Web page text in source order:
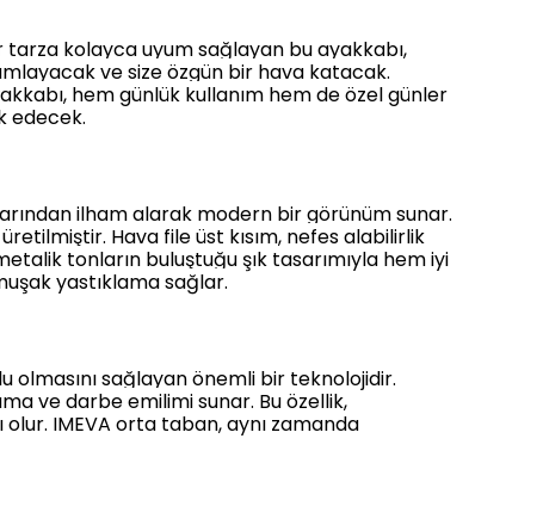
tarza kolayca uyum sağlayan bu ayakkabı,
ve size özgün bir hava katacak.
hem günlük kullanım hem de özel günler
edecek.
ilham alarak modern bir görünüm sunar.
Hava file üst kısım, nefes alabilirlik
tonların buluştuğu şık tasarımıyla hem iyi
yastıklama sağlar.
olmasını sağlayan önemli bir teknolojidir.
ve darbe emilimi sunar. Bu özellik,
IMEVA orta taban, aynı zamanda